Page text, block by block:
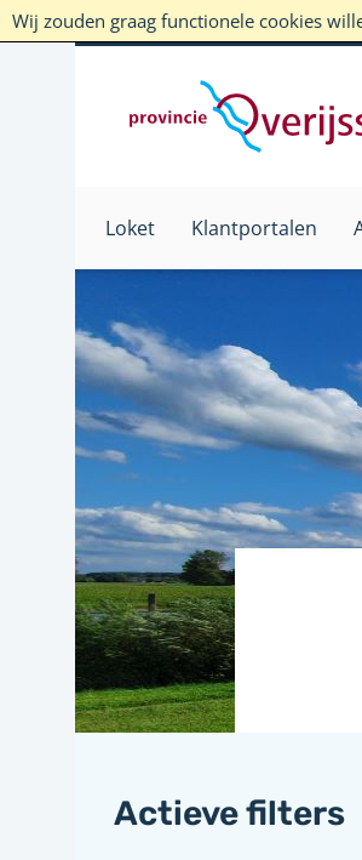
Wij zouden graag functionele cookies
Loket Klantportalen
Actieve filters